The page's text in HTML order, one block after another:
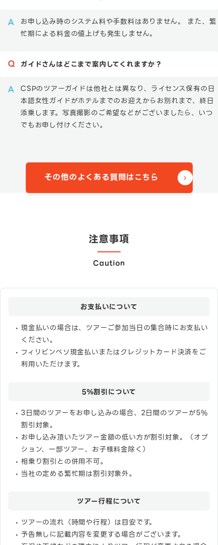
お申し込み時のシステム料や手数料はありません。 また、繁
忙期による料金の値上げも発生しません。
ガイドさんはどこまで案内してくれますか？
CSPのツアーガイドは他社とは異なり、ライセンス保有の日
本語女性ガイドがホテルまでのお迎えからお別れまで、終日
添乗します。写真撮影のご希望などがございましたら、いつ
でもお申し付けください。
その他のよくある質問はこちら
注意事項
Caution
お支払いについて
現金払いの場合は、ツアーご参加当日の集合時にお支払い
ください。
フィリピンペソ現金払いまたはクレジットカード決済をご
利用いただけます。
5%割引について
3日間のツアーをお申し込みの場合、2日間のツアーが5%
割引対象。
お申し込み頂いたツアー金額の低い方が割引対象。（オプ
ション、一部ツアー、お子様料金除く）
相乗り割引との併用不可。
当社の定める繁忙期は割引対象外。
ツアー行程について
ツアーの流れ（時間や行程）は目安です。
予告無しに記載内容を変更する場合がございます。